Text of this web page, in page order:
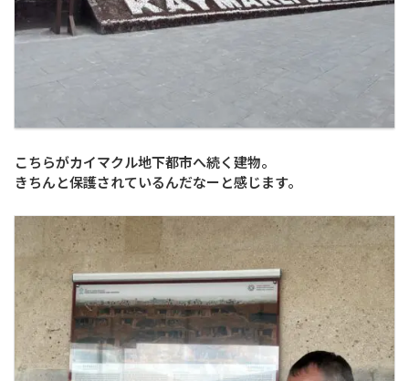
こちらがカイマクル地下都市へ続く建物。
きちんと保護されているんだなーと感じます。